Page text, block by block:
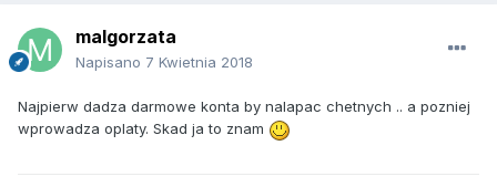
malgorzata
Napisano 7 Kwietnia 2018
Najpierw dadza darmowe konta by nalapac chetnych .. a pozniej
wprowadza oplaty. Skad ja to znam